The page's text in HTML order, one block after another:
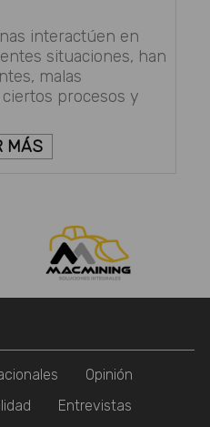
interactúen en
situaciones, han
malas
procesos y
MÁS
Opinión
Entrevistas